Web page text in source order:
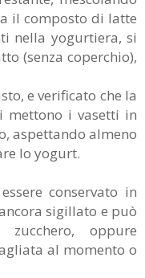
il composto di latte
nella yogurtiera, si
(senza coperchio),
e verificato che la
mettono i vasetti in
aspettando almeno
lo yogurt.
conservato in
sigillato e può
oppure
al momento o